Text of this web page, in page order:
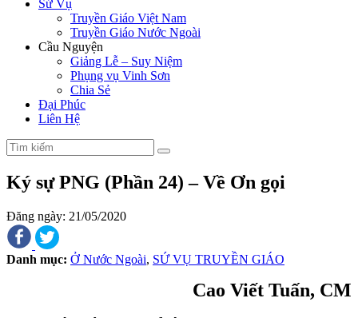
Sứ Vụ
Truyền Giáo Việt Nam
Truyền Giáo Nước Ngoài
Cầu Nguyện
Giảng Lễ – Suy Niệm
Phụng vụ Vinh Sơn
Chia Sẻ
Đại Phúc
Liên Hệ
Ký sự PNG (Phần 24) – Về Ơn gọi
Đăng ngày: 21/05/2020
Danh mục: Ở Nước Ngoài, SỨ VỤ TRUYỀN GIÁO
Cao Viết Tuấn, CM